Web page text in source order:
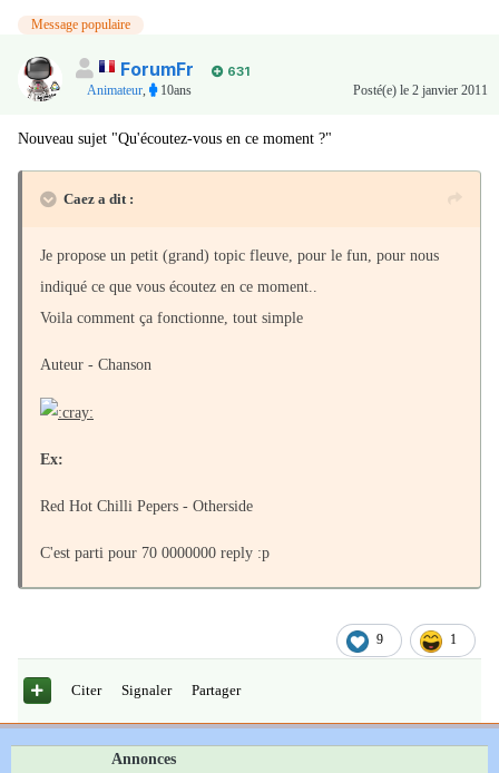
Message populaire
ForumFr
631
Animateur, 10ans Posté(e) le 2 janvier 2011
Nouveau sujet "Qu'écoutez-vous en ce moment ?"
Caez a dit :
Je propose un petit (grand) topic fleuve, pour le fun, pour nous
indiqué ce que vous écoutez en ce moment..
Voila comment ça fonctionne, tout simple
Auteur - Chanson
Ex:
Red Hot Chilli Pepers - Otherside
C'est parti pour 70 0000000 reply :p
9 1
Citer Signaler Partager
Annonces